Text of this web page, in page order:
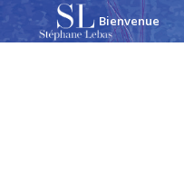
Bienvenue